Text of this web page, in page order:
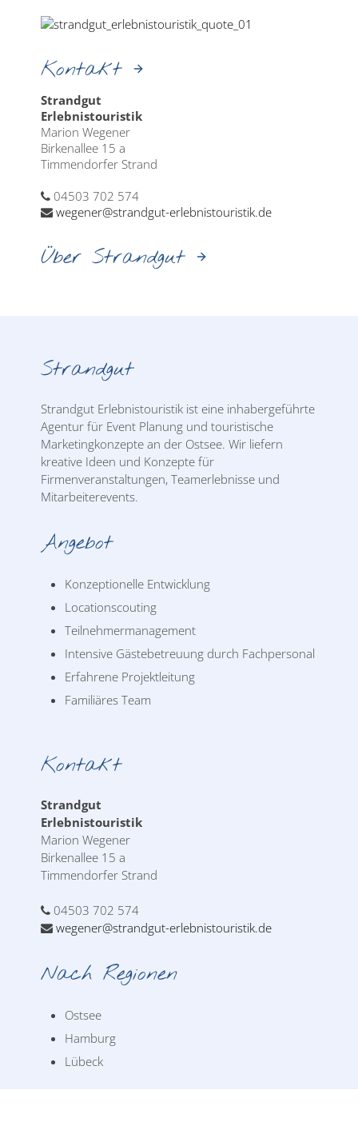
Kontakt
Strandgut
Erlebnistouristik
Marion Wegener
Birkenallee 15 a
Timmendorfer Strand
04503 702 574
wegener@strandgut-erlebnistouristik.de
Über Strandgut
Strandgut
Strandgut Erlebnistouristik ist eine inhabergeführte
Agentur für Event Planung und touristische
Marketingkonzepte an der Ostsee. Wir liefern
kreative Ideen und Konzepte für
Firmenveranstaltungen, Teamerlebnisse und
Mitarbeiterevents.
Angebot
Konzeptionelle Entwicklung
Locationscouting
Teilnehmermanagement
Intensive Gästebetreuung durch Fachpersonal
Erfahrene Projektleitung
Familiäres Team
Kontakt
Strandgut
Erlebnistouristik
Marion Wegener
Birkenallee 15 a
Timmendorfer Strand
04503 702 574
wegener@strandgut-erlebnistouristik.de
Nach Regionen
Ostsee
Hamburg
Lübeck